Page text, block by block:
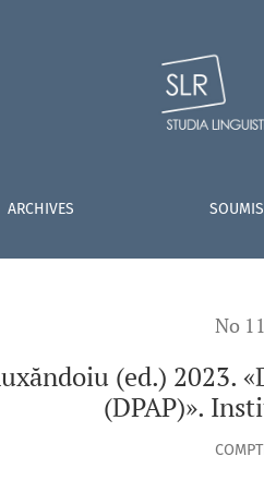
«Dicţionar de pragmatică
ARCHIVES
le :
No
(ed.) 2023.
(DPAP)».